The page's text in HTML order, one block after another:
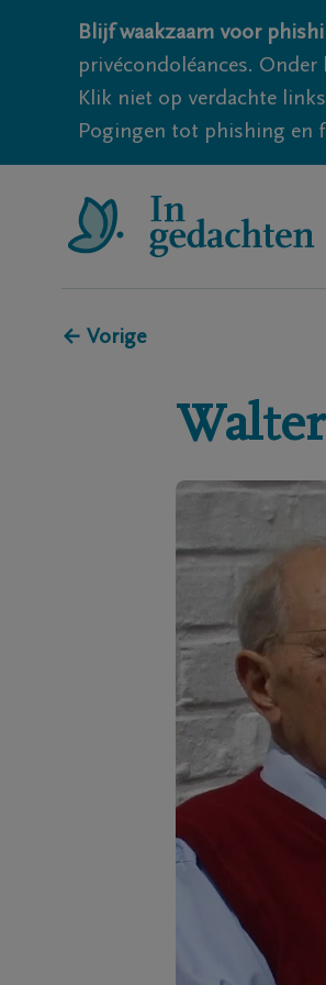
Blijf waakzaam voor
privécondoléances.
Klik niet op verdachte
Pogingen tot phishing en
← Vorige
Walter